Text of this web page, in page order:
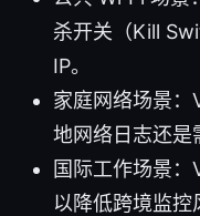
杀开关（Kill
IP。
家庭网络场景：
地网络日志还是
国际工作场景
以降低跨境监